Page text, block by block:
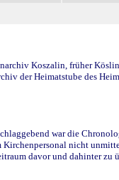
Koszalin, früher
der Heimatstube des
war die
nicht
davor und dahinter